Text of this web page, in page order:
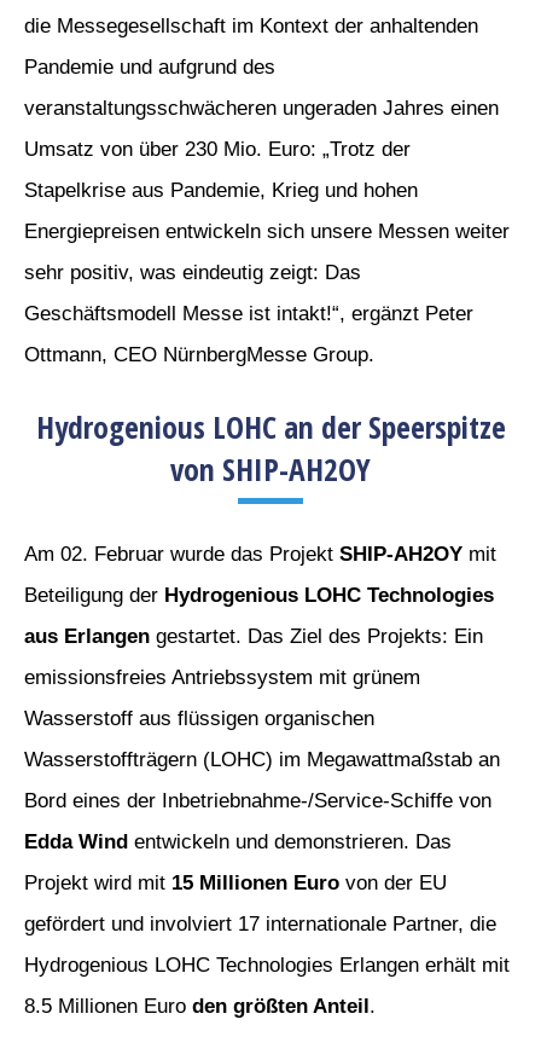
die Messegesellschaft im Kontext der anhaltenden
Pandemie und aufgrund des
veranstaltungsschwächeren ungeraden Jahres einen
Umsatz von über 230 Mio. Euro: „Trotz der
Stapelkrise aus Pandemie, Krieg und hohen
Energiepreisen entwickeln sich unsere Messen weiter
sehr positiv, was eindeutig zeigt: Das
Geschäftsmodell Messe ist intakt!“, ergänzt Peter
Ottmann, CEO NürnbergMesse Group.
Hydrogenious LOHC an der Speerspitze
von SHIP-AH2OY
Am 02. Februar wurde das Projekt SHIP-AH2OY mit
Beteiligung der Hydrogenious LOHC Technologies
aus Erlangen gestartet. Das Ziel des Projekts: Ein
emissionsfreies Antriebssystem mit grünem
Wasserstoff aus flüssigen organischen
Wasserstoffträgern (LOHC) im Megawattmaßstab an
Bord eines der Inbetriebnahme-/Service-Schiffe von
Edda Wind entwickeln und demonstrieren. Das
Projekt wird mit 15 Millionen Euro von der EU
gefördert und involviert 17 internationale Partner, die
Hydrogenious LOHC Technologies Erlangen erhält mit
8.5 Millionen Euro den größten Anteil.